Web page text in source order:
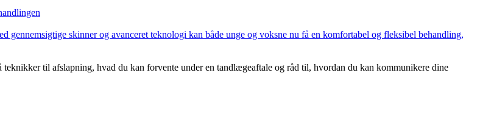
skinner og avanceret teknologi kan både unge og voksne nu få en komfortabel og fleksibel behandling,
til afslapning, hvad du kan forvente under en tandlægeaftale og råd til, hvordan du kan kommunikere dine